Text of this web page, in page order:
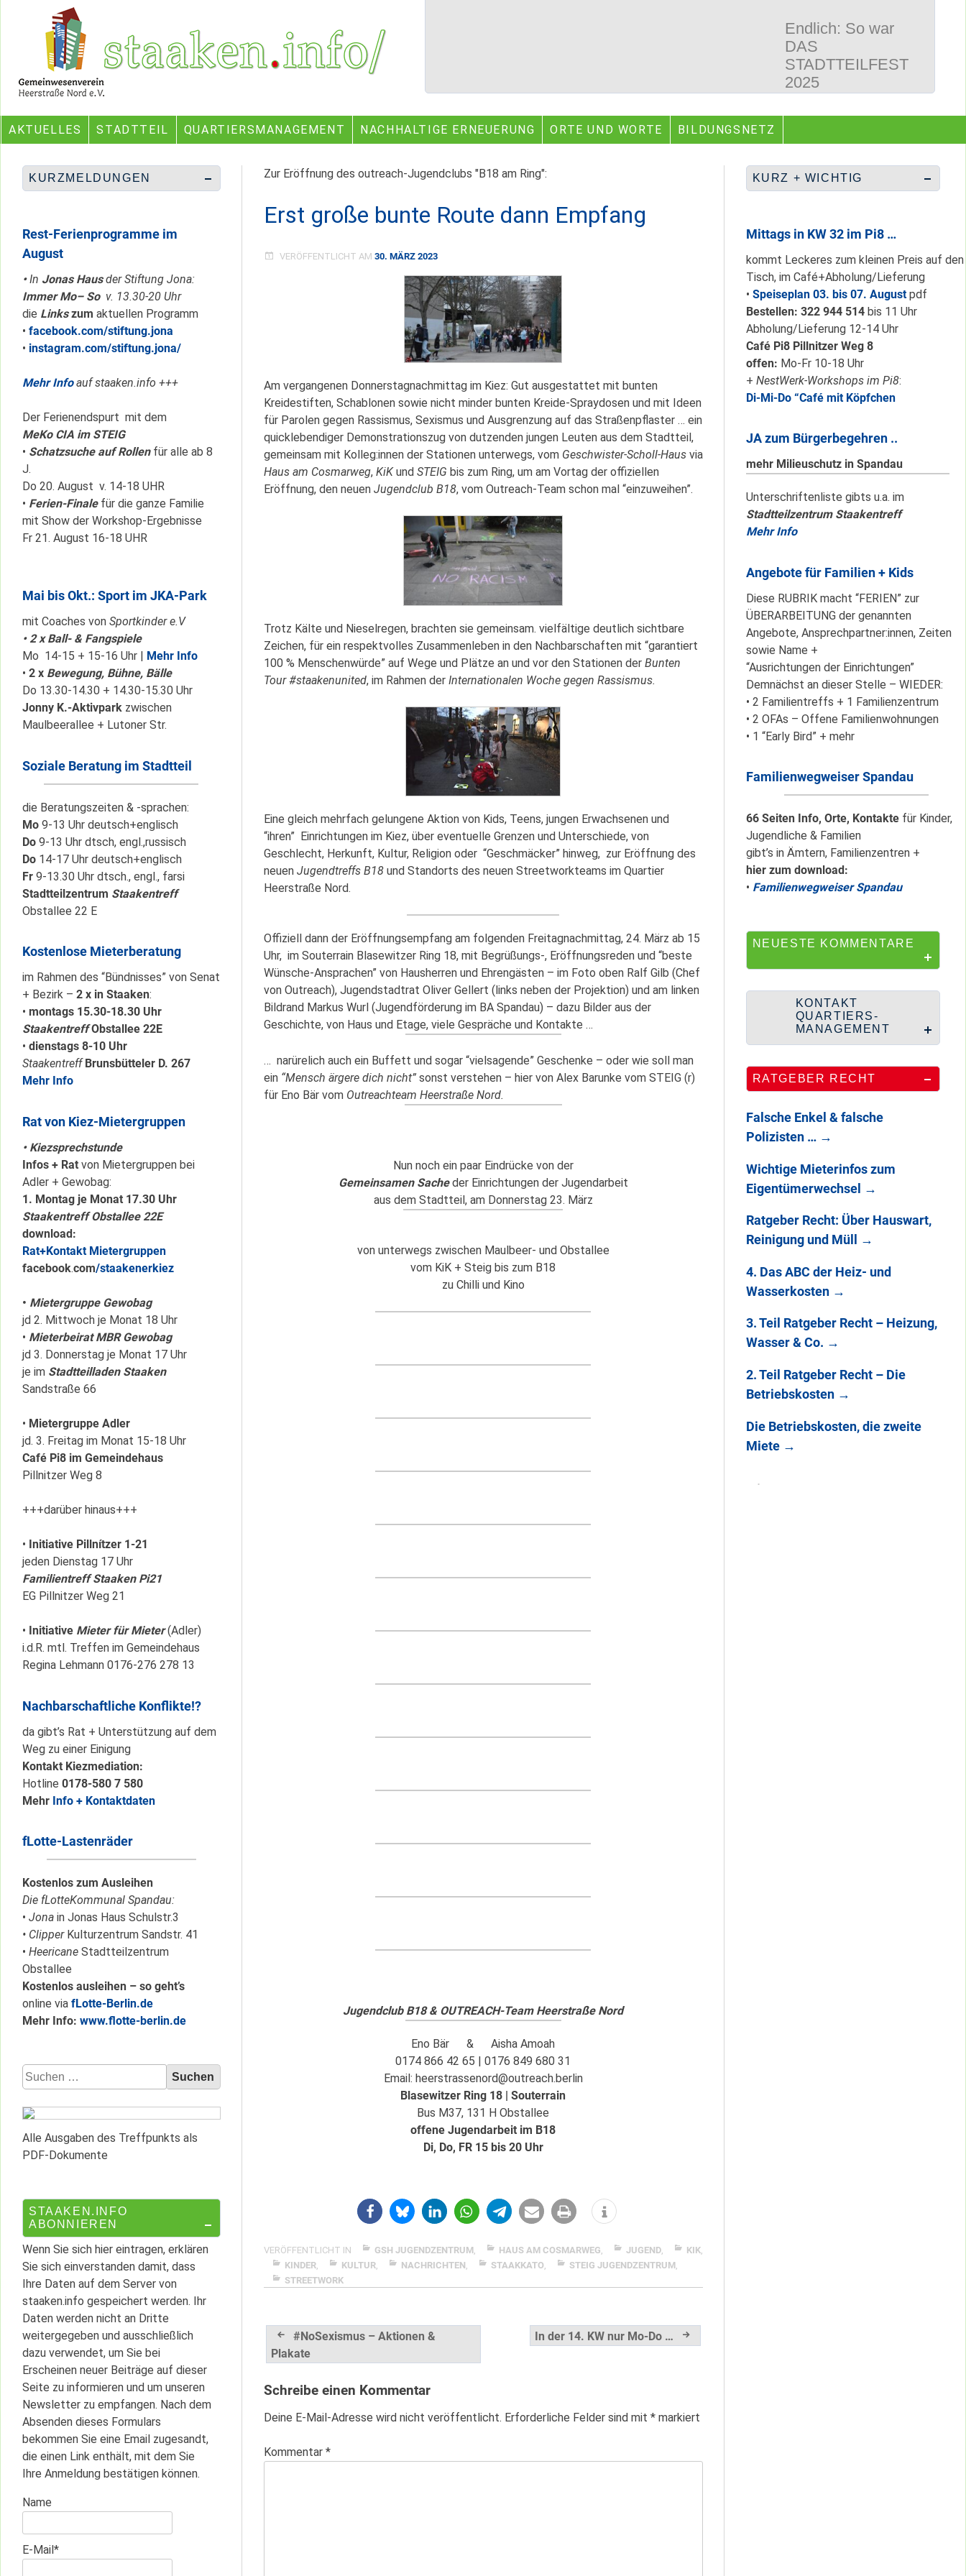
Ein Projekt des Gemeinwesenvereins Heerstraße Nord
AKTUELLES STADTTEIL QUARTIERSMANAGEMENT NACHHALTIGE ERNEUERUNG ORTE UND WORTE BILDUNGSNETZ
Zur Eröffnung des outreach-Jugendclubs "B18 am Ring":
Erst große bunte Route dann Empfang
VERÖFFENTLICHT AM 30. MÄRZ 2023
Am vergangenen Donnerstagnachmittag im Kiez: Gut ausgestattet mit bunten
Kreidestiften, Schablonen sowie nicht minder bunten Kreide-Spraydosen und mit Ideen
für Parolen gegen Rassismus, Sexismus und Ausgrenzung auf das Straßenpflaster … ein
quicklebendiger Demonstrationszug von dutzenden jungen Leuten aus dem Stadtteil,
gemeinsam mit Kolleg:innen der Stationen unterwegs, vom Geschwister-Scholl-Hausvia
Haus am Cosmarweg, KiKund STEIG bis zum Ring, um am Vortag der offiziellen
Eröffnung, den neuen Jugendclub B18, vom Outreach-Team schon mal “einzuweihen”.
Trotz Kälte und Nieselregen, brachten sie gemeinsam. vielfältige deutlich sichtbare
Zeichen, für ein respektvolles Zusammenleben in den Nachbarschaften mit “garantiert
100 % Menschenwürde” auf Wege und Plätze an und vor den Stationen der Bunten
Tour #staakenunited, im Rahmen der Internationalen Woche gegen Rassismus.
Eine gleich mehrfach gelungene Aktion von Kids, Teens, jungen Erwachsenen und
“ihren” Einrichtungen im Kiez, über eventuelle Grenzen und Unterschiede, von
Geschlecht, Herkunft, Kultur, Religion oder “Geschmäcker” hinweg, zur Eröffnung des
neuen Jugendtreffs B18und Standorts des neuen Streetworkteams im Quartier
Heerstraße Nord.
Offiziell dann der Eröffnungsempfang am folgenden Freitagnachmittag, 24. März ab 15
Uhr, im Souterrain Blasewitzer Ring 18, mit Begrüßungs-, Eröffnungsreden und “beste
Wünsche-Ansprachen” von Hausherren und Ehrengästen – im Foto oben Ralf Gilb (Chef
von Outreach), Jugendstadtrat Oliver Gellert (links neben der Projektion) und am linken
Bildrand Markus Wurl (Jugendförderung im BA Spandau) – dazu Bilder aus der
Geschichte, von Haus und Etage, viele Gespräche und Kontakte …
… narürelich auch ein Buffett und sogar “vielsagende” Geschenke – oder wie soll man
ein “Mensch ärgere dich nicht”sonst verstehen – hier von Alex Barunke vom STEIG (r)
für Eno Bär vom Outreachteam Heerstraße Nord.
Nun noch ein paar Eindrücke von der
Gemeinsamen Sacheder Einrichtungen der Jugendarbeit
aus dem Stadtteil, am Donnerstag 23. März
von unterwegs zwischen Maulbeer- und Obstallee
vom KiK + Steig bis zum B18
zu Chilli und Kino
Jugendclub B18 & OUTREACH-Team Heerstraße Nord
Eno Bär & Aisha Amoah
0174 866 42 65 | 0176 849 680 31
Email: heerstrassenord@outreach.berlin
Blasewitzer Ring 18 | Souterrain
Bus M37, 131 H Obstallee
offene Jugendarbeit im B18
Di, Do, FR 15 bis 20 Uhr
VERÖFFENTLICHT IN GSH JUGENDZENTRUM, HAUS AM COSMARWEG JUGEND, KIK,
KINDER, KULTUR, NACHRICHTEN STAAKKATO STEIG JUGENDZENTRUM,
STREETWORK
Beitragsnavigation
#NoSexismus – Aktionen &
Plakate
In der 14. KW nur Mo-Do …
Schreibe einen Kommentar
Deine E-Mail-Adresse wird nicht veröffentlicht. Erforderliche Felder sind mit *markiert
Kommentar *
KURZMELDUNGEN
Rest-Ferienprogramme im
August
•In Jonas Hausder Stiftung Jona:
Immer Mo– So v. 13.30-20 Uhr
die Linkszum aktuellen Programm
• facebook.com/stiftung.jona
• instagram.com/stiftung.jona/
Mehr Infoauf staaken.info +++
Der Ferienendspurt mit dem
MeKo CIA im STEIG
• Schatzsuche auf Rollenfür alle ab 8
J.
Do 20. August v. 14-18 UHR
• Ferien-Finalefür die ganze Familie
mit Show der Workshop-Ergebnisse
Fr 21. August 16-18 UHR
Mai bis Okt.: Sport im JKA-Park
mit Coaches von Sportkinder e.V
• 2 x Ball- & Fangspiele
Mo 14-15 + 15-16 Uhr |
Mehr Info
• 2 x Bewegung, Bühne, Bälle
Do 13.30-14.30 + 14.30-15.30 Uhr
Jonny K.-Aktivpark zwischen
Maulbeerallee + Lutoner Str.
Soziale Beratung im Stadtteil
die Beratungszeiten & -sprachen:
Mo 9-13 Uhr deutsch+englisch
Do 9-13 Uhr dtsch, engl.,russisch
Do 14-17 Uhr deutsch+englisch
Fr 9-13.30 Uhr dtsch., engl., farsi
Stadtteilzentrum Staakentreff
Obstallee 22 E
Kostenlose Mieterberatung
im Rahmen des “Bündnisses” von Senat
+ Bezirk – 2 x in Staaken:
• montags 15.30-18.30 Uhr
Staakentreff Obstallee 22E
• dienstags 8-10 Uhr
Staakentreff Brunsbütteler D. 267
Mehr Info
Rat von Kiez-Mietergruppen
• Kiezsprechstunde
Infos + Rat von Mietergruppen bei
Adler + Gewobag:
1. Montag je Monat 17.30 Uhr
Staakentreff Obstallee 22E
download:
Rat+Kontakt Mietergruppen
facebook.com/staakenerkiez
• Mietergruppe Gewobag
jd 2. Mittwoch je Monat 18 Uhr
• Mieterbeirat MBR Gewobag
jd 3. Donnerstag je Monat 17 Uhr
je im Stadtteilladen Staaken
Sandstraße 66
• Mietergruppe Adler
jd. 3. Freitag im Monat 15-18 Uhr
Café Pi8 im Gemeindehaus
Pillnitzer Weg 8
+++darüber hinaus+++
• Initiative Pillnítzer 1-21
jeden Dienstag 17 Uhr
Familientreff Staaken Pi21
EG Pillnitzer Weg 21
• Initiative Mieter für Mieter(Adler)
i.d.R. mtl. Treffen im Gemeindehaus
Regina Lehmann 0176-276 278 13
Nachbarschaftliche Konflikte!?
da gibt’s Rat + Unterstützung auf dem
Weg zu einer Einigung
Kontakt Kiezmediation:
Hotline 0178-580 7 580
Mehr Info + Kontaktdaten
fLotte-Lastenräder
Kostenlos zum Ausleihen
Die fLotteKommunal Spandau:
• Jona in Jonas Haus Schulstr.3
• ClipperKulturzentrum Sandstr. 41
• Heericane Stadtteilzentrum
Obstallee
Kostenlos ausleihen – so geht’s
online via fLotte-Berlin.de
Mehr Info: www.flotte-berlin.de
Suchen
nach:
Alle Ausgaben des Treffpunkts als
PDF-Dokumente
STAAKEN.INFO
ABONNIEREN
Wenn Sie sich hier eintragen, erklären
Sie sich einverstanden damit, dass
Ihre Daten auf dem Server von
staaken.info gespeichert werden. Ihr
Daten werden nicht an Dritte
weitergegeben und ausschließlich
dazu verwendet, um Sie bei
Erscheinen neuer Beiträge auf dieser
Seite zu informieren und um unseren
Newsletter zu empfangen. Nach dem
Absenden dieses Formulars
bekommen Sie eine Email zugesandt,
die einen Link enthält, mit dem Sie
Ihre Anmeldung bestätigen können.
Name
E-Mail*
KURZ + WICHTIG
Mittags in KW 32 im Pi8 …
kommt Leckeres zum kleinen Preis auf den
Tisch, im Café+Abholung/Lieferung
• Speiseplan 03. bis 07. Augustpdf
Bestellen: 322 944 514bis 11 Uhr
Abholung/Lieferung 12-14 Uhr
Café Pi8 Pillnitzer Weg 8
offen: Mo-Fr 10-18 Uhr
+ NestWerk-Workshops im Pi8:
Di-Mi-Do “Café mit Köpfchen
JA zum Bürgerbegehren ..
mehr Milieuschutz in Spandau
Unterschriftenliste gibts u.a. im
Stadtteilzentrum Staakentreff
Mehr Info
Angebote für Familien + Kids
Diese RUBRIK macht “FERIEN” zur
ÜBERARBEITUNG der genannten
Angebote, Ansprechpartner:innen, Zeiten
sowie Name +
“Ausrichtungen der Einrichtungen”
Demnächst an dieser Stelle – WIEDER:
• 2 Familientreffs + 1 Familienzentrum
• 2 OFAs – Offene Familienwohnungen
• 1 “Early Bird” + mehr
Familienwegweiser Spandau
66 Seiten Info, Orte, Kontakte für Kinder,
Jugendliche & Familien
gibt’s in Ämtern, Familienzentren +
hier zum download:
• Familienwegweiser Spandau
NEUESTE KOMMENTARE
KONTAKT
QUARTIERS-
MANAGEMENT
RATGEBER RECHT
Falsche Enkel & falsche
Polizisten … →
Wichtige Mieterinfos zum
Eigentümerwechsel →
Ratgeber Recht: Über Hauswart,
Reinigung und Müll
→
4. Das ABC der Heiz- und
Wasserkosten →
3. Teil Ratgeber Recht – Heizung,
Wasser & Co. →
2. Teil Ratgeber Recht – Die
Betriebskosten →
Die Betriebskosten, die zweite
Miete →
Endlich: So war
DAS
STADTTEILFEST
2025
Wegbereiter &
geht & sich
ABSCHAFFEN!
Nur grüne & gelbe
Karten für den
neuen Quartiersrat
2023-25 …
Ein echtes “PLUS”
Nord …
Staaken: Immer
schön sauber
halten!
Neuer Look für’s
#Nachbarschaftmachen
Mit dem
“Redemobil” im
Kiez unterwegs …
Lokale Register-
Anlaufstelle in
Staaken
Silber für
Bildungsnetz
HipHop-Video: Das
ist Mein Viertel!
Mit Mieter-Kohle
auf Senats-Kohle
zwei Hahnebergen
kam
100 Jahre
Heerstraße